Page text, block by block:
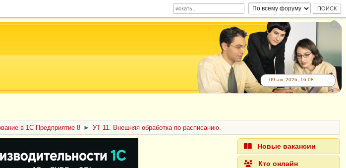
09 авг 2026, 16:08
в 1С Предприятие 8 ► УТ 11. Внешняя обработка по расписанию.
Новые вакансии
Кто онлайн